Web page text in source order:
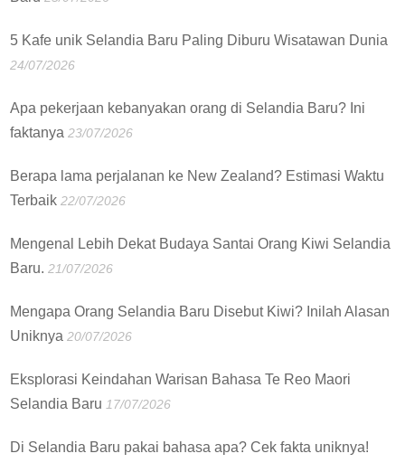
5 Kafe unik Selandia Baru Paling Diburu Wisatawan Dunia
24/07/2026
Apa pekerjaan kebanyakan orang di Selandia Baru? Ini
faktanya 23/07/2026
Berapa lama perjalanan ke New Zealand? Estimasi Waktu
Terbaik 22/07/2026
Mengenal Lebih Dekat Budaya Santai Orang Kiwi Selandia
Baru. 21/07/2026
Mengapa Orang Selandia Baru Disebut Kiwi? Inilah Alasan
Uniknya 20/07/2026
Eksplorasi Keindahan Warisan Bahasa Te Reo Maori
Selandia Baru 17/07/2026
Di Selandia Baru pakai bahasa apa? Cek fakta uniknya!